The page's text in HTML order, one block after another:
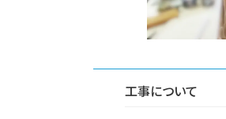
工事について